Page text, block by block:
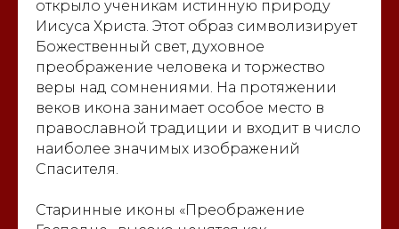
открыло ученикам истинную природу
Иисуса Христа. Этот образ символизирует
Божественный свет, духовное
преображение человека и торжество
веры над сомнениями. На протяжении
веков икона занимает особое место в
православной традиции и входит в число
наиболее значимых изображений
Спасителя.
Старинные иконы «Преображение